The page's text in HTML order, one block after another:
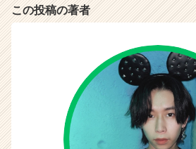
この投稿の著者